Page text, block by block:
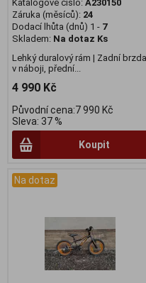
Katalogové číslo: A230150
Záruka (měsíců): 24
Dodací lhůta (dnů) 1 - 7
Skladem: Na dotaz Ks
Lehký duralový rám | Zadní brzda
v náboji, přední...
4 990 Kč
Původní cena:7 990 Kč
Sleva: 37 %
Koupit
Na dotaz